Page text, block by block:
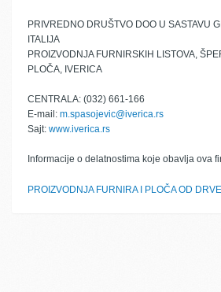
PRIVREDNO DRUŠTVO DOO U SASTAVU
ITALIJA
PROIZVODNJA FURNIRSKIH LISTOVA,
PLOČA, IVERICA
CENTRALA: (032) 661-166
E-mail: m.spasojevic@iverica.rs
Sajt: www.iverica.rs
Informacije o delatnostima koje obavlja ova
PROIZVODNJA FURNIRA I PLOČA OD